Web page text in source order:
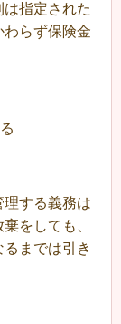
指定された
らず保険金
する義務は
をしても、
までは引き